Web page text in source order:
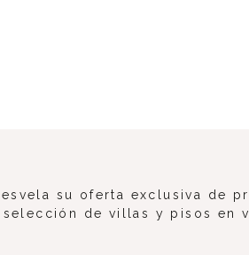
su oferta exclusiva
de villas y pisos en